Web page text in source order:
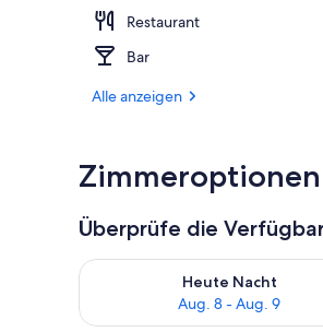
Restaurant
Bar
Alle anzeigen
Zimmeroptionen
Überprüfe die
Heute Nacht
Aug. 8 - Aug. 9
Überprüfe die Verfügbarkeit